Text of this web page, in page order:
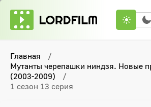
Главная
Мутанты черепашки ниндзя. Новые
(2003-2009)
1 сезон 13 серия